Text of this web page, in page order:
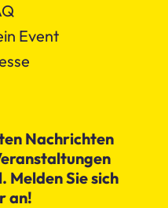
Event
Nachrichten
Melden Sie sich
an!